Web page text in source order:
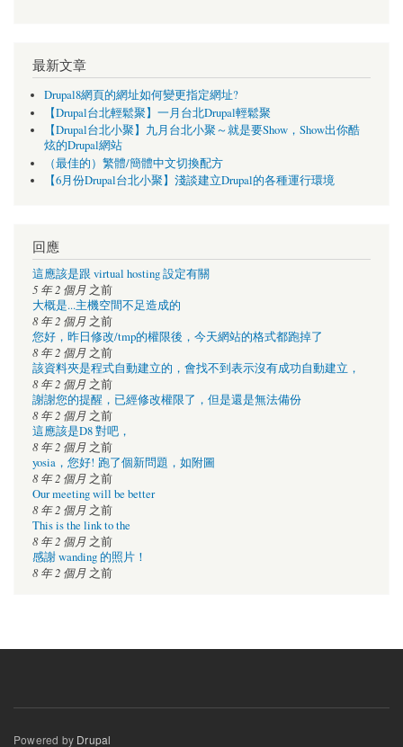
最新文章
Drupal8網頁的網址如何變更指定網址?
【Drupal台北輕鬆聚】一月台北Drupal輕鬆聚
【Drupal台北小聚】九月台北小聚～就是要Show，Show出你酷
炫的Drupal網站
（最佳的）繁體/簡體中文切換配方
【6月份Drupal台北小聚】淺談建立Drupal的各種運行環境
回應
這應該是跟 virtual hosting 設定有關
5 年 2 個月 之前
大概是...主機空間不足造成的
8 年 2 個月 之前
您好，昨日修改/tmp的權限後，今天網站的格式都跑掉了
8 年 2 個月 之前
該資料夾是程式自動建立的，會找不到表示沒有成功自動建立，
8 年 2 個月 之前
謝謝您的提醒，已經修改權限了，但是還是無法備份
8 年 2 個月 之前
這應該是D8 對吧，
8 年 2 個月 之前
yosia，您好! 跑了個新問題，如附圖
8 年 2 個月 之前
Our meeting will be better
8 年 2 個月 之前
This is the link to the
8 年 2 個月 之前
感謝 wanding 的照片！
8 年 2 個月 之前
Powered by Drupal